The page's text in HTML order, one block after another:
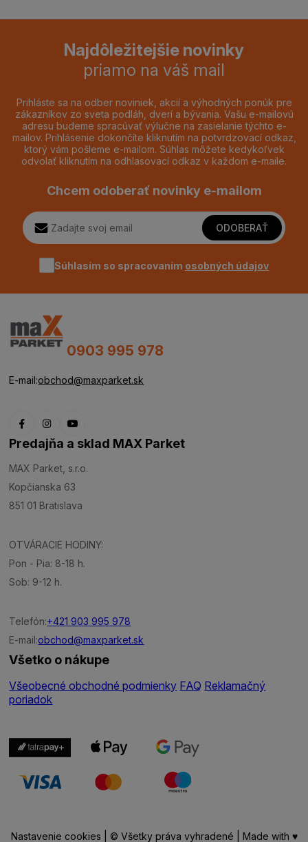
Najdôležitejšie novinky
priamo na váš mail
Prihláste sa na odber noviniek, akcií a výhodných ponúk pre
zákazníkov zo sveta podláh, dverí a bývania. Vašu e-mailovú
adresu budeme spracúvať výlučne na zasielanie týchto e-
mailov. Prihlásenie dokončíte kliknutím na potvrdzovací odkaz,
ktorý vám pošleme e-mailom. Súhlas môžete kedykoľvek
odvolať kliknutím na odhlasovací odkaz v každom e-maile.
Chcem odoberať novinky e-mailom
ODOBERAŤ
Súhlasím so spracovaním osobných údajov
0903 995 978
E-mail:obchod@maxparket.sk
Predajňa a sklad MAX Parket
MAX Parket, s.r.o.
Kopčianska 63
851 01 Bratislava
OTVÁRACIE HODINY:
Pon - Pia: 8-18 h.
Sob: 9-12 h.
Telefón:+421 903 995 978
E-mail:obchod@maxparket.sk
Všetko o nákupe
Všeobecné obchodné podmienky FAQ Reklamačný
poriadok
Nastavenie cookies | © Všetky práva vyhradené | Made with ♥